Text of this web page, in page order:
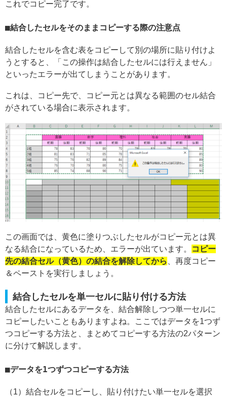
これでコピー完了です。
結合したセルをそのままコピーする際の注意点
結合したセルを含む表をコピーして別の場所に貼り付けよ
うとすると、「この操作は結合したセルには行えません」
といったエラーが出てしまうことがあります。
これは、コピー先で、コピー元とは異なる範囲のセル結合
がされている場合に表示されます。
この画面では、黄色に塗りつぶしたセルがコピー元とは異
なる結合になっているため、エラーが出ています。
コピー
先の結合セル（黄色）の結合を解除してから
、再度コピー
＆ペーストを実行しましょう。
結合したセルを単一セルに貼り付ける方法
結合したセルにあるデータを、結合解除しつつ単一セルに
コピーしたいこともありますよね。ここではデータを1つず
つコピーする方法と、まとめてコピーする方法の2パターン
に分けて解説します。
データを1つずつコピーする方法
（1）結合セルをコピーし、貼り付けたい単一セルを選択